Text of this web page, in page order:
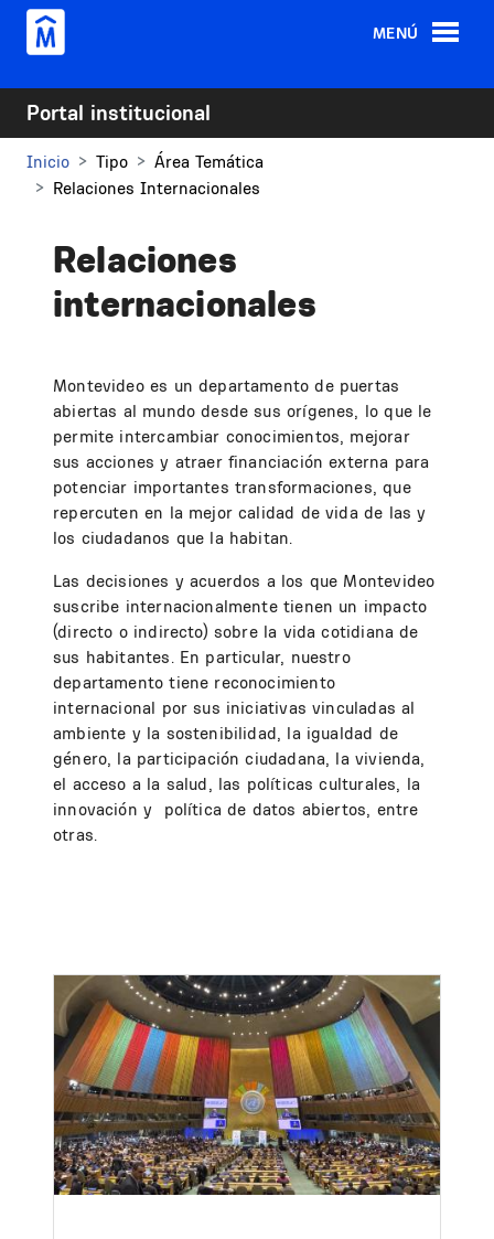
Pasar al contenido principal
MENÚ
Portal institucional
Inicio Tipo
Área Temática
Relaciones Internacionales
Relaciones
internacionales
Montevideo es un departamento de puertas
abiertas al mundo desde sus orígenes, lo que le
permite intercambiar conocimientos, mejorar
sus acciones y atraer financiación externa para
potenciar importantes transformaciones, que
repercuten en la mejor calidad de vida de las y
los ciudadanos que la habitan.
Las decisiones y acuerdos a los que Montevideo
suscribe internacionalmente tienen un impacto
(directo o indirecto) sobre la vida cotidiana de
sus habitantes. En particular, nuestro
departamento tiene reconocimiento
internacional por sus iniciativas vinculadas al
ambiente y la sostenibilidad, la igualdad de
género, la participación ciudadana, la vivienda,
el acceso a la salud, las políticas culturales, la
innovación y política de datos abiertos, entre
otras.
Image